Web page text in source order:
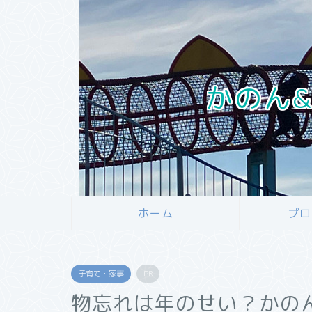
かのん
ホーム プ
子育て・家事 PR
物忘れは年のせい？かの